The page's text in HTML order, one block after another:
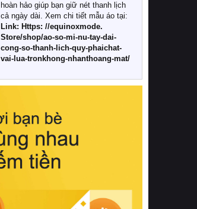
Khác với các dòng sản phẩm thông
thường, những bộ chăn ga gối đệm
cao cấp trải qua quy trình sản xuất
nghiêm ngặt từ khâu chọn lọc nguyên
liệu tự nhiên đến công nghệ dệt
nhuộm hiện đại không chứa hóa chất
này, bạn sẽ cảm nhận rõ rệt sự khác
hồi chuẩn xác của phần đệm nâng đỡ
cột sống.
Bên cạnh đó, việc lựa chọn các dòng
sản phẩm đạt chuẩn chất lượng quốc
tế còn giúp ngăn ngừa tình trạng kích
khuẩn và nấm mốc trong điều kiện
thời tiết nóng ẩm. Bạn có thể tìm hiểu
hoàn hảo giúp bạn giữ nét thanh lịch
cả ngày dài. Xem chi tiết mẫu áo tại:
Link: Https: //equinoxmode.
Store/shop/ao-so-mi-nu-tay-dai-
cong-so-thanh-lich-quy-phaichat-
vai-lua-tronkhong-nhanthoang-mat/